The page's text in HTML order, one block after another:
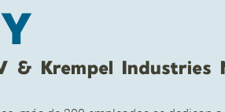
& Krempel Industries